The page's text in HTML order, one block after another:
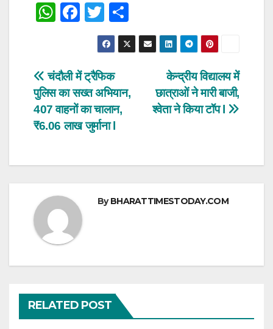
W
s
A
p
p
F
e
b
o
o
T
wi
tt
er
h
ar
Post
navigation
केन्द्रीय विद्यालय में
छात्राओं ने मारी बाजी,
श्वेता ने किया टॉप l
चंदौली में ट्रैफिक
पुलिस का सख्त अभियान,
407 वाहनों का चालान,
₹6.06 लाख जुर्माना l
ByBHARATTIMESTODAY.COM
RELATED POST